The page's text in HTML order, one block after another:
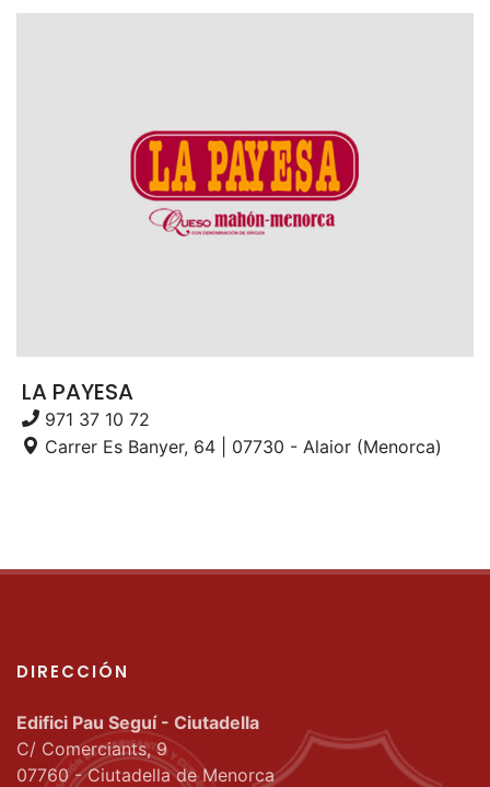
LA PAYESA
971 37 10 72
Carrer Es Banyer, 64 | 07730 - Alaior (Menorca)
DIRECCIÓN
Edifici Pau Seguí - Ciutadella
C/ Comerciants, 9
07760 - Ciutadella de Menorca